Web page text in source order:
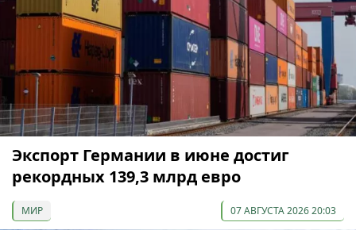
Экспорт Германии в июне достиг
рекордных 139,3 млрд евро
МИР 07 АВГУСТА 2026 20:03